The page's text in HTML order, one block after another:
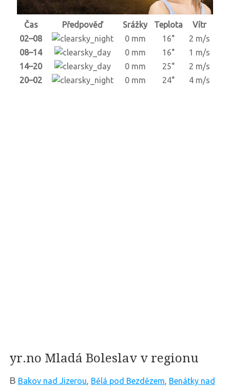
Čas Předpověď Srážky Teplota
Vítr
02–08
0 mm 16°
2 m/s
08–14
0 mm 16°
1 m/s
14–20
0 mm 25°
2 m/s
20–02
0 mm 24° 4 m/s
yr.no Mladá Boleslav v regionu
B Bakov nad Jizerou, Bělá pod Bezdězem, Benátky nad